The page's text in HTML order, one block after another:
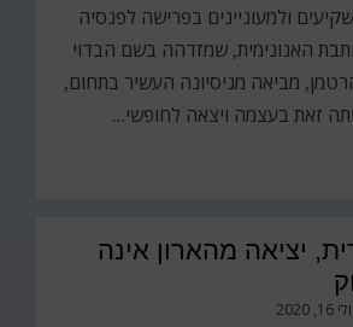
ולמעוניינים בפרישה לפנסיה
האנונימית, שמזדהה בשם הבדוי
מביאה מניסיונה העשיר בתחום,
זאת בעצמה ויצאה לחופשי…
יציאה מהארון אינה
יולי 16, 2020